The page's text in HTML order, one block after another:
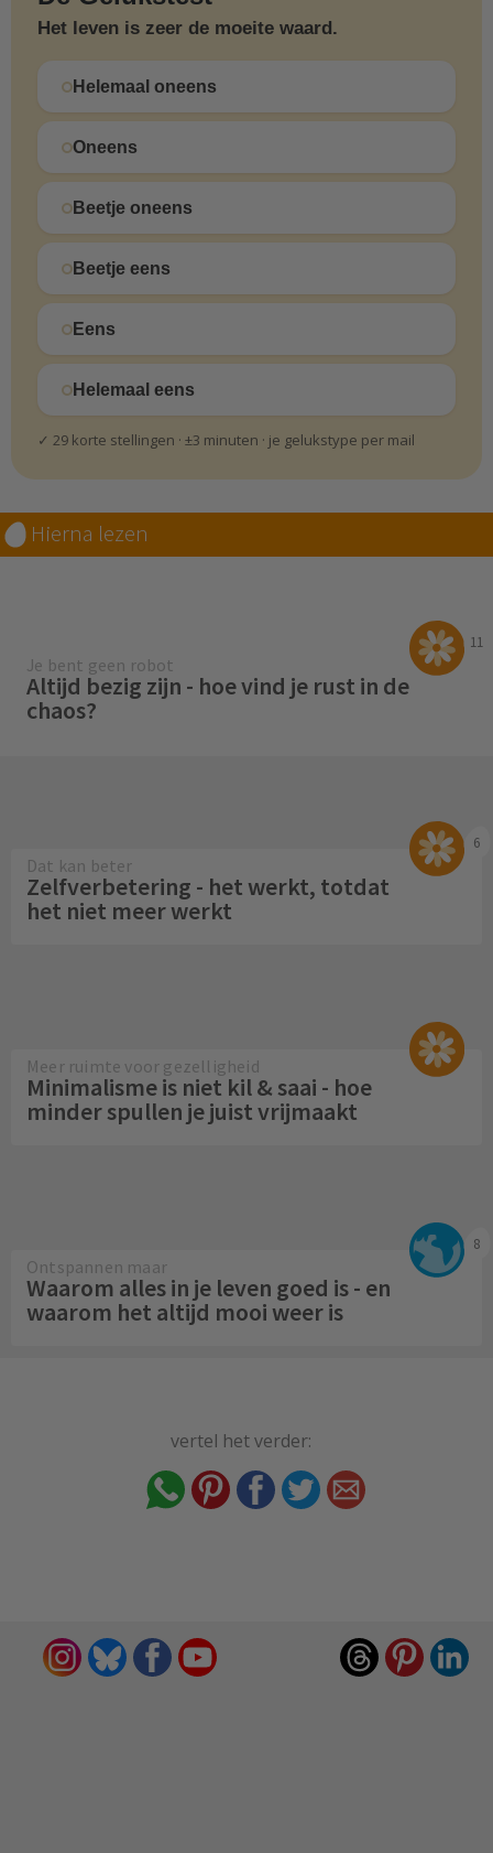
Het leven is zeer de moeite waard.
Helemaal oneens
Oneens
Beetje oneens
Beetje eens
Eens
Helemaal eens
✓ 29 korte stellingen · ±3 minuten · je gelukstype per mail
Hierna lezen
11
Je bent geen robot
Altijd bezig zijn - hoe vind je rust in de
chaos?
6
Dat kan beter
Zelfverbetering - het werkt, totdat
het niet meer werkt
Meer ruimte voor gezelligheid
Minimalisme is niet kil & saai - hoe
minder spullen je juist vrijmaakt
8
Ontspannen maar
Waarom alles in je leven goed is - en
waarom het altijd mooi weer is
vertel het verder: